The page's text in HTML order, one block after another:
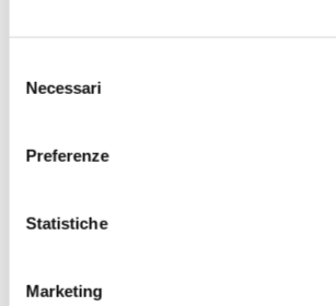
delNecessari
Preferenze
Statistiche
Marketing